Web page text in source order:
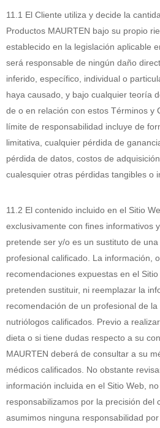
11.1 El Cliente utiliza y decide la
Productos MAURTEN bajo su propio
establecido en la legislación aplicable
será responsable de ningún daño
inferido, específico, individual o
haya causado, y bajo cualquier teoría
de o en relación con estos Términos y
límite de responsabilidad incluye de
limitativa, cualquier pérdida de
pérdida de datos, costos de
cualesquier otras pérdidas tangibles o
11.2 El contenido incluido en el Sitio
exclusivamente con fines informativos
pretende ser y/o es un sustituto de
profesional calificado. La información,
recomendaciones expuestas en el
pretenden sustituir, ni reemplazar la
recomendación de un profesional de
nutriólogos calificados. Previo a
dieta o si tiene dudas respecto a su
MAURTEN deberá de consultar a su
médicos calificados. No obstante
información incluida en el Sitio Web,
responsabilizamos por la precisión del
asumimos ninguna responsabilidad